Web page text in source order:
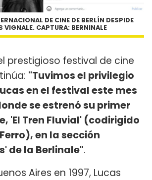
DE CINE DE BERLÍN DESPIDE
VIGNALE. CAPTURA: BERNINALE
prestigioso festival de cine
"Tuvimos el privilegio
en el festival este mes
se estrenó su primer
'El Tren Fluvial' (codirigido
en la sección
de la Berlinale".
Aires en 1997, Lucas